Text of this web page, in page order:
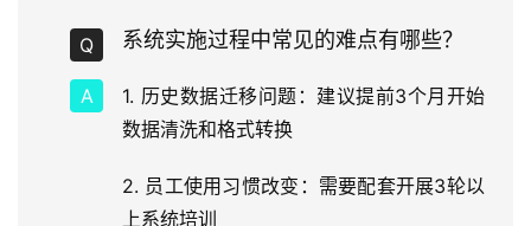
系统实施过程中常见的难点有哪些？
1. 历史数据迁移问题：建议提前3个月开始
数据清洗和格式转换
2. 员工使用习惯改变：需要配套开展3轮以
上系统培训